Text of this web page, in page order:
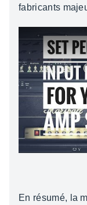
fabricants
En résumé, la